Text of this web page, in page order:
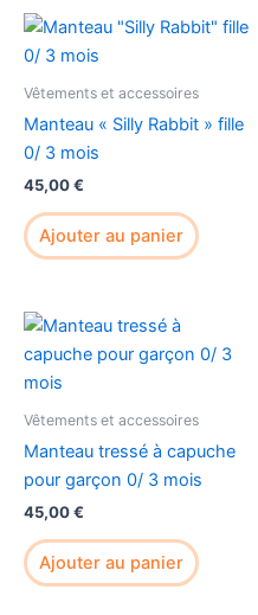
Vêtements et accessoires
Manteau « Silly Rabbit » fille
0/ 3 mois
45,00€
Ajouter au panier
Vêtements et accessoires
Manteau tressé à capuche
pour garçon 0/ 3 mois
45,00€
Ajouter au panier